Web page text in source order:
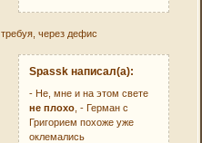
требуя, через дефис
Spassk написал(а):
- Не, мне и на этом свете
не плохо , - Герман с
Григорием похоже уже
оклемались